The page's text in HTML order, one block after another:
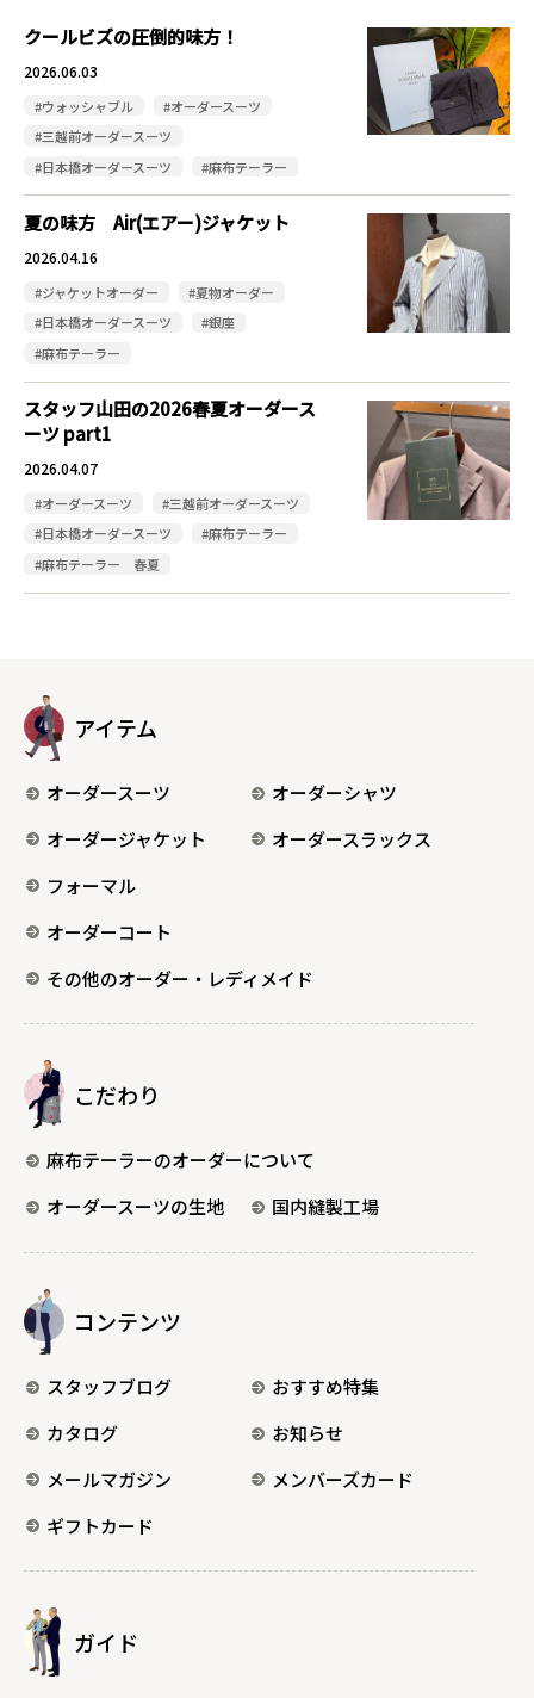
クールビズの圧倒的味方！
2026.06.03
#ウォッシャブル
#オーダースーツ
#三越前オーダースーツ
#日本橋オーダースーツ
#麻布テーラー
夏の味方 Air(エアー)ジャケット
2026.04.16
#ジャケットオーダー
#夏物オーダー
#日本橋オーダースーツ
#銀座
#麻布テーラー
スタッフ山田の2026春夏オーダース
ーツ part1
2026.04.07
#オーダースーツ
#三越前オーダースーツ
#日本橋オーダースーツ
#麻布テーラー
#麻布テーラー 春夏
アイテム
オーダースーツ
オーダーシャツ
オーダージャケット
オーダースラックス
フォーマル
オーダーコート
その他のオーダー・レディメイド
こだわり
麻布テーラーのオーダーについて
オーダースーツの生地
国内縫製工場
コンテンツ
スタッフブログ
おすすめ特集
カタログ
お知らせ
メールマガジン
メンバーズカード
ギフトカード
ガイド